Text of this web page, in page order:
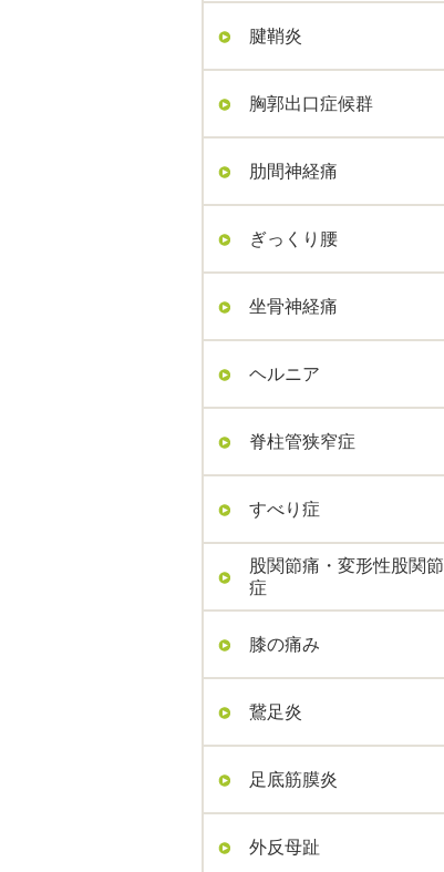
腱鞘炎
胸郭出口症候群
肋間神経痛
ぎっくり腰
坐骨神経痛
ヘルニア
脊柱管狭窄症
すべり症
股関節痛・変形性股関節
症
膝の痛み
鵞足炎
足底筋膜炎
外反母趾